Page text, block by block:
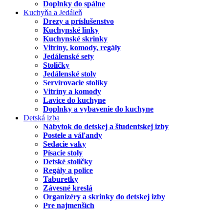
Doplnky do spálne
Kuchyňa a Jedáleň
Drezy a príslušenstvo
Kuchynské linky
Kuchynské skrinky
Vitríny, komody, regály
Jedálenské sety
Stoličky
Jedálenské stoly
Servírovacie stolíky
Vitríny a komody
Lavice do kuchyne
Doplnky a vybavenie do kuchyne
Detská izba
Nábytok do detskej a študentskej izby
Postele a váľandy
Sedacie vaky
Písacie stoly
Detské stoličky
Regály a police
Taburetky
Závesné kreslá
Organizéry a skrinky do detskej izby
Pre najmenších